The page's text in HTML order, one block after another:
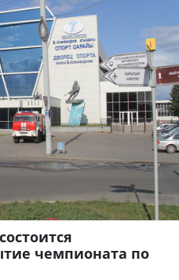
чемпионата по